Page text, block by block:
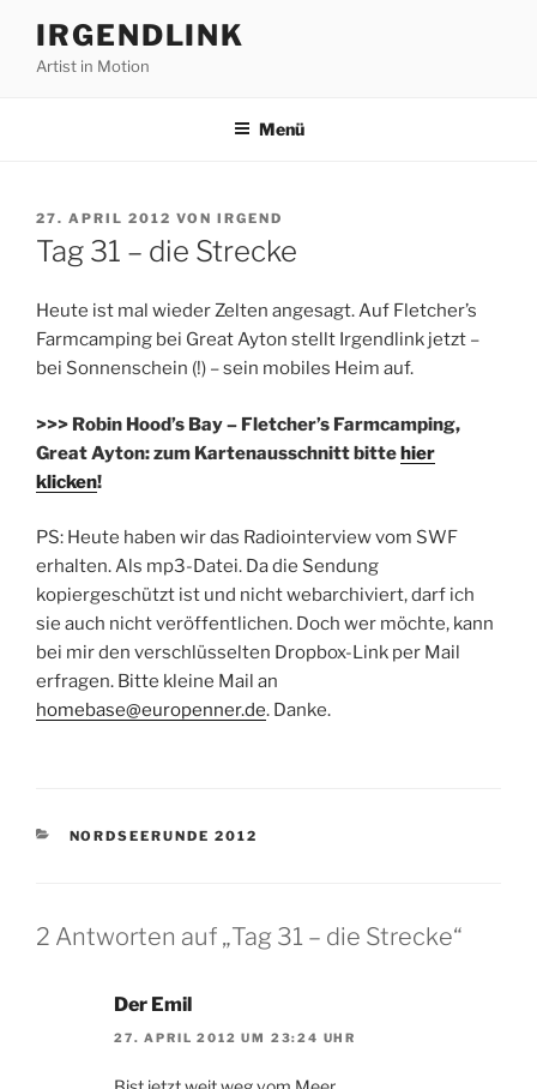
Inhalt
springen
IRGENDLINK
Artist in Motion
Menü
VERÖFFENTLICHT
AM
27. APRIL 2012 VON IRGEND
Tag 31 – die Strecke
Heute ist mal wieder Zelten angesagt. Auf Fletcher’s
Farmcamping bei Great Ayton stellt Irgendlink jetzt –
bei Sonnenschein (!) – sein mobiles Heim auf.
>>> Robin Hood’s Bay – Fletcher’s Farmcamping,
Great Ayton: zum Kartenausschnitt bittehier
klicken!
PS: Heute haben wir das Radiointerview vom SWF
erhalten. Als mp3-Datei. Da die Sendung
kopiergeschützt ist und nicht webarchiviert, darf ich
sie auch nicht veröffentlichen. Doch wer möchte, kann
bei mir den verschlüsselten Dropbox-Link per Mail
erfragen. Bitte kleine Mail an
homebase@europenner.de. Danke.
KATEGORIEN
NORDSEERUNDE 2012
2 Antworten auf „Tag 31 – die Strecke“
Der Emil
27. APRIL 2012 UM 23:24 UHR